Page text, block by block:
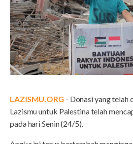
LAZISMU.ORG - Donasi yang telah
Lazismu untuk Palestina telah
pada hari Senin (24/5).